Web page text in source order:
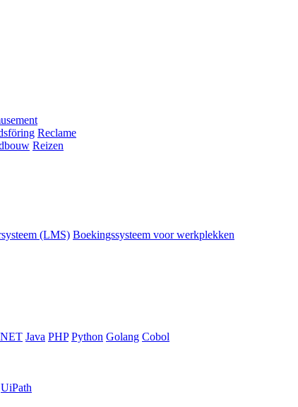
Reclame
Reizen
(LMS) Boekingssysteem voor werkplekken
Java PHP Python Golang Cobol
UiPath